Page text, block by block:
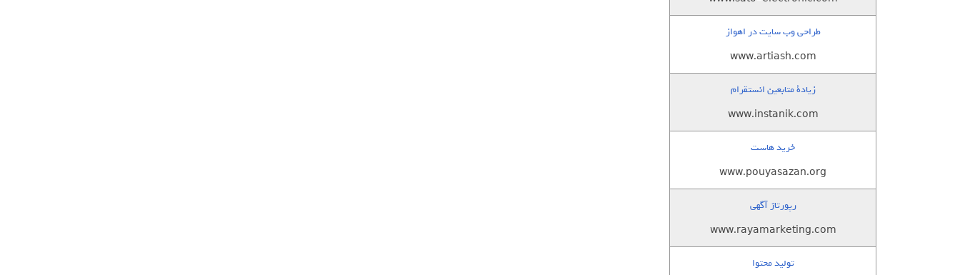
طراحی وب سایت در اهواز
www.artiash.com
زيادة متابعين انستقرام
www.instanik.com
خرید هاست
www.pouyasazan.org
رپورتاژ آگهی
www.rayamarketing.com
تولید محتوا